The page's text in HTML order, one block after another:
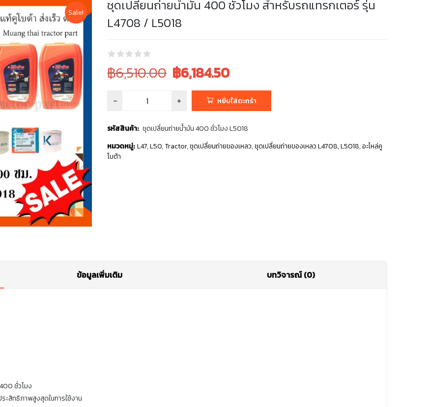
Sale!
ชุดเปลี่ยนถ่ายน้ำมัน 400 ชั่วโมง สำหรับรถแทรกเตอร์ รุ่น
L4708 / L5018
Original
price
was:
฿6,510.00 Current
price
฿6,510.00.
฿6,184.50
หยิบใส่ตะกร้า
รหัสสินค้า: ชุดเปลี่ยนถ่ายน้ำมัน 400 ชั่วโมง L5018
หมวดหมู่: L47,L50,Tractor,ชุดเปลี่ยนถ่ายของเหลว,ชุดเปลี่ยนถ่ายของเหลว L4708, L5018,อะไหล่คู
โบต้า
ข้อมูลเพิ่มเติม บทวิจารณ์ (0)
ชั่วโมง
ะสิทธิภาพสูงสุดในการใช้งาน